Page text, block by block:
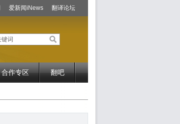
爱新闻iNews 翻译论坛
合作专区 翻吧